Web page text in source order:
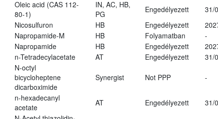
Oleic acid (CAS 112-
80-1)
IN, AC, HB,
PG
Engedélyezett
31/
Nicosulfuron
HB Engedélyezett
Napropamide-M
HB Folyamatban
-
Napropamide
HB Engedélyezett
n-Tetradecylacetate
AT Engedélyezett
31/
N-octyl
bicycloheptene
dicarboximide
Synergist Not PPP -
n-hexadecanyl
acetate
AT Engedélyezett
31/